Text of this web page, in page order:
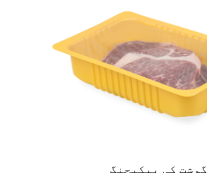
گوشت کی پیکیجنگ